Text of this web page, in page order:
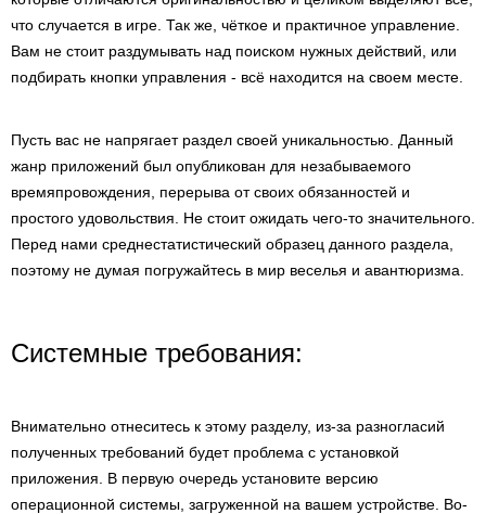
что случается в игре. Так же, чёткое и практичное управление.
Вам не стоит раздумывать над поиском нужных действий, или
подбирать кнопки управления - всё находится на своем месте.
Пусть вас не напрягает раздел своей уникальностью. Данный
жанр приложений был опубликован для незабываемого
времяпровождения, перерыва от своих обязанностей и
простого удовольствия. Не стоит ожидать чего-то значительного.
Перед нами среднестатистический образец данного раздела,
поэтому не думая погружайтесь в мир веселья и авантюризма.
Системные требования:
Внимательно отнеситесь к этому разделу, из-за разногласий
полученных требований будет проблема с установкой
приложения. В первую очередь установите версию
операционной системы, загруженной на вашем устройстве. Во-